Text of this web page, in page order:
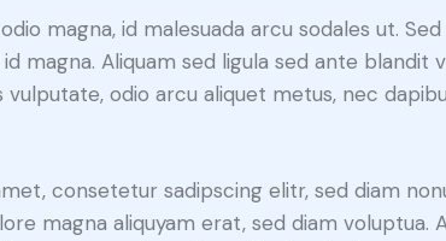
magna, id malesuada arcu sodales ut.
magna. Aliquam sed ligula sed ante blandit
odio arcu aliquet metus, nec
consetetur sadipscing elitr, sed diam
magna aliquyam erat, sed diam voluptua.